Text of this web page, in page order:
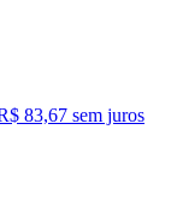
83,67 sem juros